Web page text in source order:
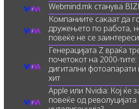
Webmind.mk станува
Компаниите сакаат да
дружењето по работа,
повеќе не се
Генерацијата Z враќа
почетокот на 2000-
дигитални
хит
Apple или Nvidia: Кој ќе
повеќе од